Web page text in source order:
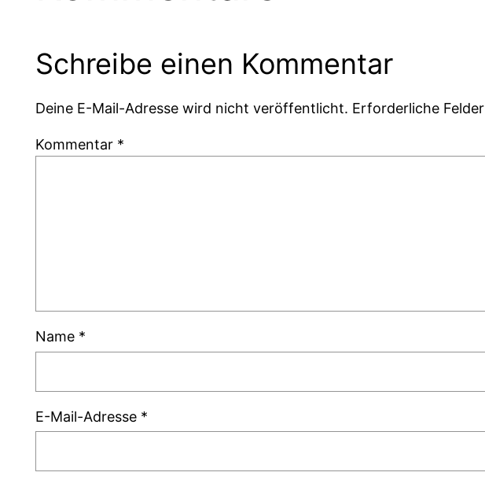
Schreibe einen Kommentar
Deine E-Mail-Adresse wird nicht veröffentlicht. Erforderliche
Kommentar *
Name *
E-Mail-Adresse *